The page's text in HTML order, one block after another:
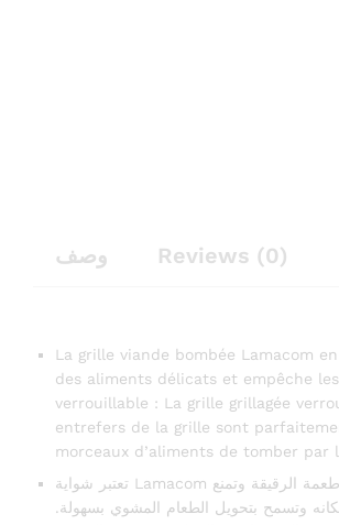
وصف Reviews (0)
La grille viande bombée Lamacom
des aliments délicats et empêche
verrouillable : La grille grillagée
entrefers de la grille sont
morceaux d’aliments de tomber
تعتبر شواية Lamacom المصنوعة من الفولاذ المقاوم للصدأ مثالية لشواء عيد الأضحى ، الهامبرغر ، شرائح اللحم ، المأكولات البحرية ، الخضار والأطعمة الرقيقة وتمنع
وتسمح بتحويل الطعام المشوي بسهولة.